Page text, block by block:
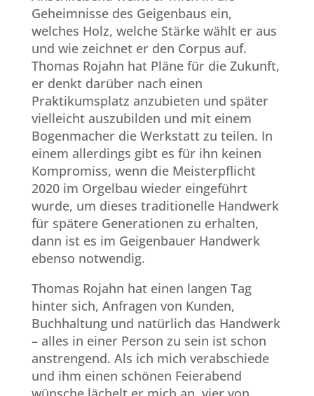
Geheimnisse des Geigenbaus ein,
welches Holz, welche Stärke wählt er aus
und wie zeichnet er den Corpus auf.
Thomas Rojahn hat Pläne für die Zukunft,
er denkt darüber nach einen
Praktikumsplatz anzubieten und später
vielleicht auszubilden und mit einem
Bogenmacher die Werkstatt zu teilen. In
einem allerdings gibt es für ihn keinen
Kompromiss, wenn die Meisterpflicht
2020 im Orgelbau wieder eingeführt
wurde, um dieses traditionelle Handwerk
für spätere Generationen zu erhalten,
dann ist es im Geigenbauer Handwerk
ebenso notwendig.
Thomas Rojahn hat einen langen Tag
hinter sich, Anfragen von Kunden,
Buchhaltung und natürlich das Handwerk
– alles in einer Person zu sein ist schon
anstrengend. Als ich mich verabschiede
und ihm einen schönen Feierabend